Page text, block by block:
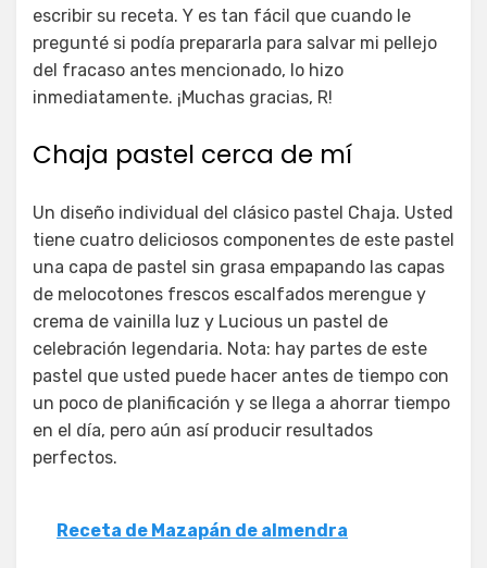
escribir su receta. Y es tan fácil que cuando le
pregunté si podía prepararla para salvar mi pellejo
del fracaso antes mencionado, lo hizo
inmediatamente. ¡Muchas gracias, R!
Chaja pastel cerca de mí
Un diseño individual del clásico pastel Chaja. Usted
tiene cuatro deliciosos componentes de este pastel
una capa de pastel sin grasa empapando las capas
de melocotones frescos escalfados merengue y
crema de vainilla luz y Lucious un pastel de
celebración legendaria. Nota: hay partes de este
pastel que usted puede hacer antes de tiempo con
un poco de planificación y se llega a ahorrar tiempo
en el día, pero aún así producir resultados
perfectos.
Receta de Mazapán de almendra